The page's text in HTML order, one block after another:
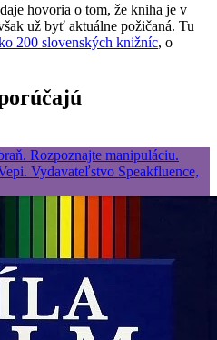
hovoria o tom, že kniha je v
už byť aktuálne požičaná. Tu
200 slovenských knižníc, o